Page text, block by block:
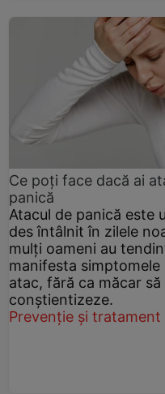
Ce poţi face dacă ai
panică
Atacul de panică este
des întâlnit în zilele
mulți oameni au
manifesta simptomele
atac, fără ca măcar să
conștientizeze.
Prevenție și tratament